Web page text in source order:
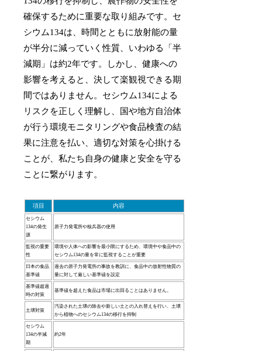
確保するために重要な取り組みです。セ
シウム134は、時間とともに放射能の量
が半分に減っていく性質、いわゆる「半
減期」は約2年です。しかし、健康への
影響を考えると、決して楽観視できる期
間ではありません。セシウム134による
リスクを正しく理解し、国や地方自治体
が行う環境モニタリングや食品検査の結
果に注意を払い、適切な対策を心掛ける
ことが、私たち自身の健康と安全を守る
ことに繋がります。
項目 内容
セシウム
134の発生
源
原子力発電所や核兵器の使用
監視の重要
性
環境や人体への影響を最小限にするため、環境中や食品中の
セシウム134の量を常に監視することが重要
日本の食品
基準値
過去の原子力発電所の事故を教訓に、食品中の放射性物質の
量に対して厳しい基準値を設定
基準値超過
時の対策
基準値を超えた食品は市場に出回ることはありません。
土壌対策
汚染された土壌の除去や新しい土との入れ替えを行い、土壌
から植物へのセシウム134の移行を抑制
セシウム
134の半減
期
約2年